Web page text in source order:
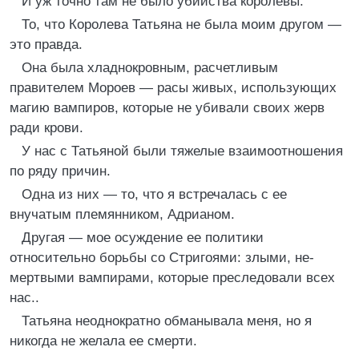
То, что Королева Татьяна не была моим другом —
это правда.
Она была хладнокровным, расчетливым
правителем Мороев — расы живых, использующих
магию вампиров, которые не убивали своих жерв
ради крови.
У нас с Татьяной были тяжелые взаимоотношения
по ряду причин.
Одна из них — то, что я встречалась с ее
внучатым племянником, Адрианом.
Другая — мое осуждение ее политики
относительно борьбы со Стригоями: злыми, не-
мертвыми вампирами, которые преследовали всех
нас..
Татьяна неоднократно обманывала меня, но я
никогда не желала ее смерти.